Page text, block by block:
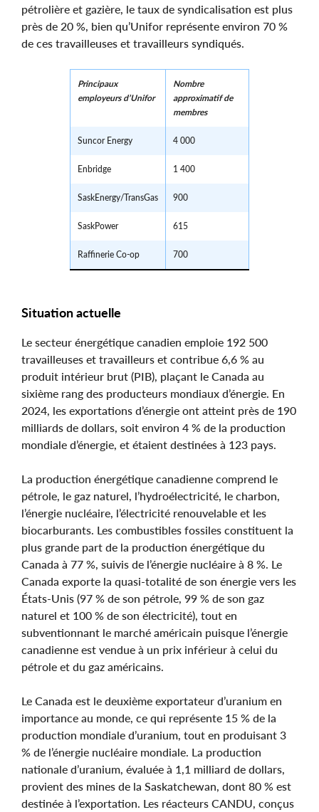
pétrolière et gazière, le taux de syndicalisation est plus
près de 20 %, bien qu’Unifor représente environ 70 %
de ces travailleuses et travailleurs syndiqués.
Principaux
employeurs d’Unifor
Nombre
approximatif de
membres
Suncor Energy 4 000
Enbridge 1 400
SaskEnergy/TransGas 900
SaskPower 615
Raffinerie Co-op 700
Situation actuelle
Le secteur énergétique canadien emploie 192 500
travailleuses et travailleurs et contribue 6,6 % au
produit intérieur brut (PIB), plaçant le Canada au
sixième rang des producteurs mondiaux d’énergie. En
2024, les exportations d’énergie ont atteint près de 190
milliards de dollars, soit environ 4 % de la production
mondiale d’énergie, et étaient destinées à 123 pays.
La production énergétique canadienne comprend le
pétrole, le gaz naturel, l’hydroélectricité, le charbon,
l’énergie nucléaire, l’électricité renouvelable et les
biocarburants. Les combustibles fossiles constituent la
plus grande part de la production énergétique du
Canada à 77 %, suivis de l’énergie nucléaire à 8 %. Le
Canada exporte la quasi-totalité de son énergie vers les
États-Unis (97 % de son pétrole, 99 % de son gaz
naturel et 100 % de son électricité), tout en
subventionnant le marché américain puisque l’énergie
canadienne est vendue à un prix inférieur à celui du
pétrole et du gaz américains.
Le Canada est le deuxième exportateur d’uranium en
importance au monde, ce qui représente 15 % de la
production mondiale d’uranium, tout en produisant 3
% de l’énergie nucléaire mondiale. La production
nationale d’uranium, évaluée à 1,1 milliard de dollars,
provient des mines de la Saskatchewan, dont 80 % est
destinée à l’exportation. Les réacteurs CANDU, conçus